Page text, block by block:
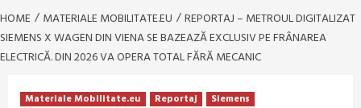
HOME MATERIALE MOBILITATE.EU
REPORTAJ – METROUL DIGITALIZAT
SIEMENS X WAGEN DIN VIENA SE BAZEAZĂ EXCLUSIV PE FRÂNAREA
ELECTRICĂ. DIN 2026 VA OPERA TOTAL FĂRĂ MECANIC
Materiale Mobilitate.eu Reportaj Siemens